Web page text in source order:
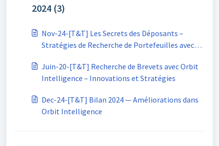
2024 (3)
Nov-24-[T&T] Les Secrets des Déposants –
Stratégies de Recherche de Portefeuilles avec
Juin-20-[T&T] Recherche de Brevets avec Orbit
Intelligence – Innovations et Stratégies
Dec-24-[T&T] Bilan 2024 — Améliorations dans
Orbit Intelligence